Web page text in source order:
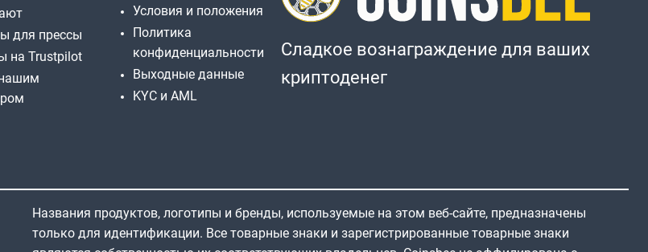
для прессы
на Trustpilot
Условия и положения
Политика
конфиденциальности
Выходные данные
KYC и AML
Сладкое вознаграждение для ваших
криптоденег
Названия продуктов, логотипы и бренды, используемые на этом веб-сайте, предназначены
только для идентификации. Все товарные знаки и зарегистрированные товарные знаки